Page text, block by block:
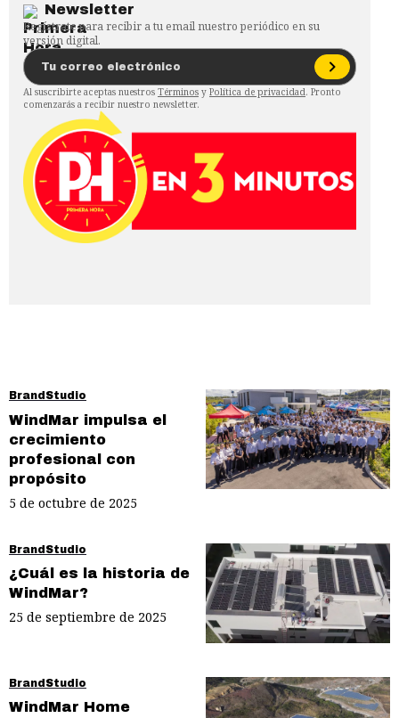
Newsletter
Regístrate para recibir a tu email nuestro periódico en su
versión digital.
Al suscribirte aceptas nuestros Términos y Política de privacidad. Pronto
comenzarás a recibir nuestro newsletter.
BrandStudio
WindMar impulsa el
crecimiento
profesional con
propósito
5 de octubre de 2025
BrandStudio
¿Cuál es la historia de
WindMar?
25 de septiembre de 2025
BrandStudio
WindMar Home